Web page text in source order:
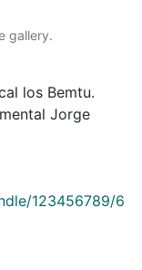
gallery.
los Bemtu.
Jorge
123456789/6